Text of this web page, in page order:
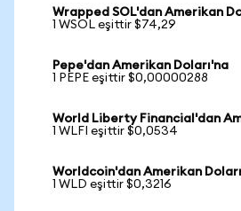
Wrapped SOL'dan Amerikan
1 WSOL eşittir $74,29
Pepe'dan Amerikan Doları'na
1 PEPE eşittir $0,00000288
World Liberty Financial'dan
1 WLFI eşittir $0,0534
Worldcoin'dan Amerikan
1 WLD eşittir $0,3216